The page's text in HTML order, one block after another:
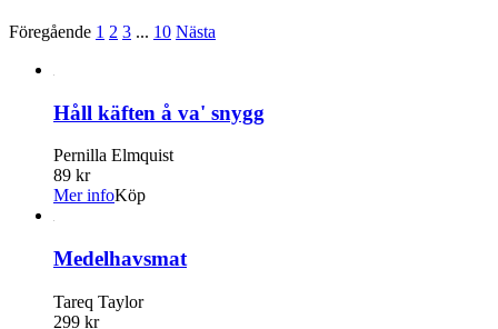
Föregående 1 2 3 ... 10 Nästa
Håll käften å va' snygg
Pernilla Elmquist
89 kr
Mer infoKöp
Medelhavsmat
Tareq Taylor
299 kr